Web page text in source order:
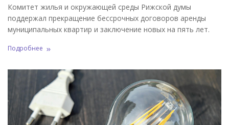
Комитет жилья и окружающей среды Рижской думы
поддержал прекращение бессрочных договоров аренды
муниципальных квартир и заключение новых на пять лет.
Подробнее